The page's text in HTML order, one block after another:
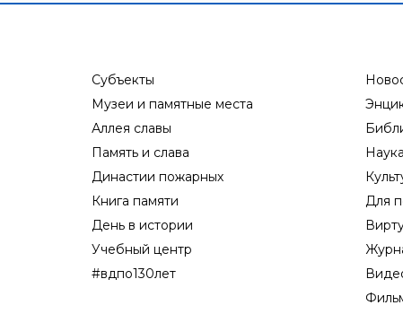
АО «Тамбовмаш»
АРТИ
Болид
Диапазон+
Ермак
Субъекты
Музеи и памятные места
Аллея славы
Память и слава
Династии пожарных
Книга памяти
День в истории
Учебный центр
#вдпо130лет
Для